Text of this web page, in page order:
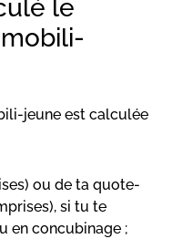
le
jeune est calculée
ou de ta quote-
si tu te
en concubinage ;